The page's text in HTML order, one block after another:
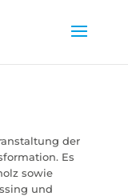
der
Es
sowie
und